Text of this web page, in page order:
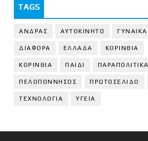
TAGS
ΑΝΔΡΑΣ ΑΥΤΟΚΙΝΗΤΟ ΓΥΝΑΙΚΑ
ΔΙΑΦΟΡΑ ΕΛΛΑΔΑ ΚΟΡΙΝΘΙΑ
ΚΟΡΙΝΘΙA ΠΑΙΔΙ ΠΑΡΑΠΟΛΙΤΙΚΑ
ΠΕΛΟΠΟΝΝΗΣΟΣ ΠΡΩΤΟΣΕΛΙΔΟ
ΤΕΧΝΟΛΟΓΙΑ ΥΓΕΙΑ